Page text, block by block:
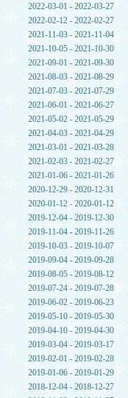
2022-03-01 - 2022-03-27
2022-02-12 - 2022-02-27
2021-11-03 - 2021-11-04
2021-10-05 - 2021-10-30
2021-09-01 - 2021-09-30
2021-08-03 - 2021-08-29
2021-07-03 - 2021-07-29
2021-06-01 - 2021-06-27
2021-05-02 - 2021-05-29
2021-04-03 - 2021-04-29
2021-03-01 - 2021-03-28
2021-02-03 - 2021-02-27
2021-01-06 - 2021-01-26
2020-12-29 - 2020-12-31
2020-01-12 - 2020-01-12
2019-12-04 - 2019-12-30
2019-11-04 - 2019-11-26
2019-10-03 - 2019-10-07
2019-09-04 - 2019-09-28
2019-08-05 - 2019-08-12
2019-07-24 - 2019-07-28
2019-06-02 - 2019-06-23
2019-05-10 - 2019-05-30
2019-04-10 - 2019-04-30
2019-03-04 - 2019-03-17
2019-02-01 - 2019-02-28
2019-01-06 - 2019-01-29
2018-12-04 - 2018-12-27